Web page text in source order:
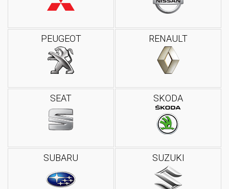
PEUGEOT RENAULT
SEAT SKODA
SUBARU SUZUKI